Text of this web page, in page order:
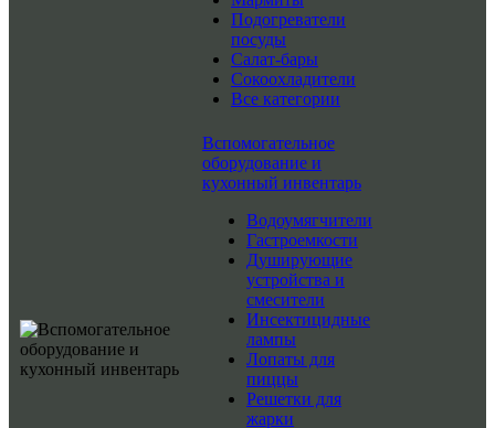
Подогреватели
посуды
Салат-бары
Сокоохладители
Все категории
Вспомогательное
оборудование и
кухонный инвентарь
Водоумягчители
Гастроемкости
Душирующие
устройства и
смесители
Инсектицидные
лампы
Лопаты для
пиццы
Решетки для
жарки